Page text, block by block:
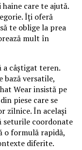
care te ajută.
Îți oferă
te oblige la prea
mult în
a câștigat teren.
bază versatile,
Wear insistă pe
piese care se
zilnice. În același
seturile coordonate
o formulă rapidă,
diferite.